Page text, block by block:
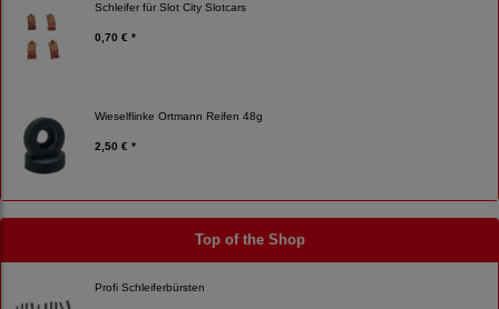
Schleifer für Slot City Slotcars
0,70 € *
Wieselflinke Ortmann Reifen 48g
2,50 € *
Top of the Shop
Profi Schleiferbürsten